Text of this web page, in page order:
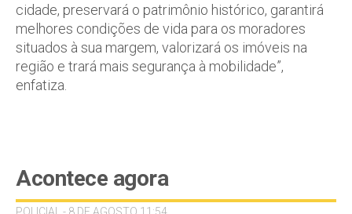
cidade, preservará o patrimônio histórico, garantirá
melhores condições de vida para os moradores
situados à sua margem, valorizará os imóveis na
região e trará mais segurança à mobilidade”,
enfatiza.
Acontece agora